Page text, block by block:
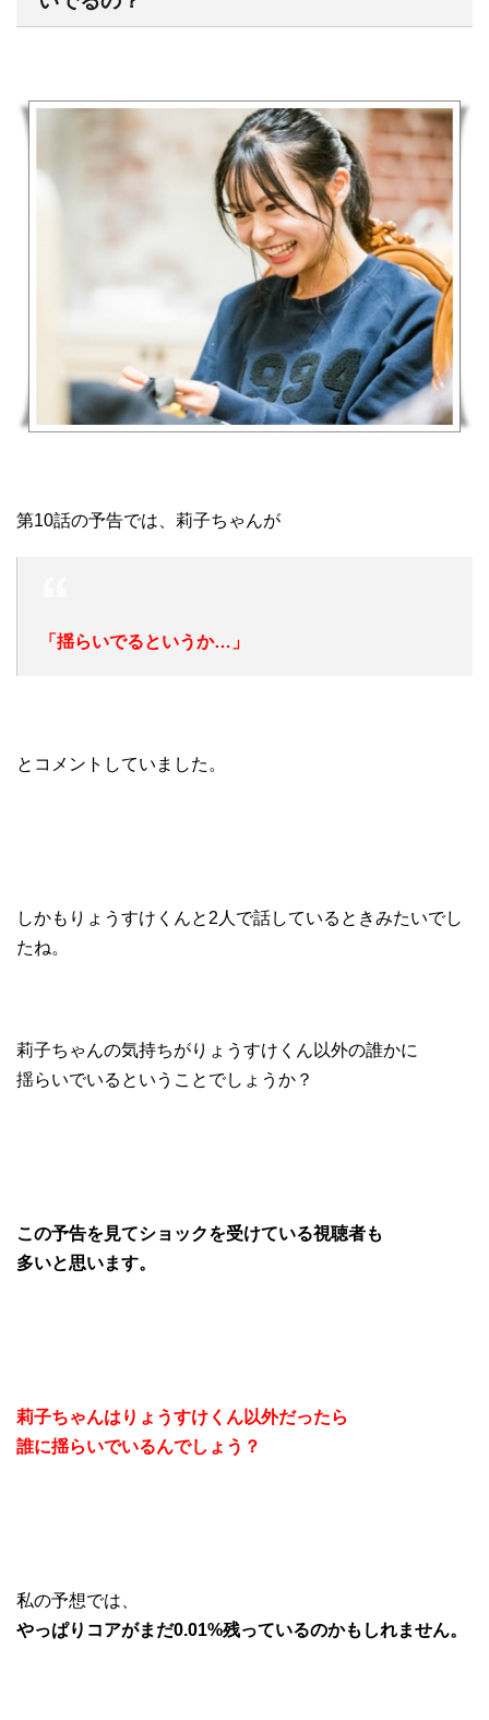
第10話の予告では、莉子ちゃんが
「揺らいでるというか…」
とコメントしていました。
しかもりょうすけくんと2人で話しているときみたいでし
たね。
莉子ちゃんの気持ちがりょうすけくん以外の誰かに
揺らいでいるということでしょうか？
この予告を見てショックを受けている視聴者も
多いと思います。
莉子ちゃんはりょうすけくん以外だったら
誰に揺らいでいるんでしょう？
私の予想では、
やっぱりコアがまだ0.01%残っているのかもしれません。